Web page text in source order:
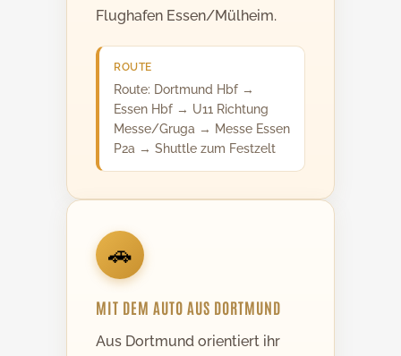
Flughafen Essen/Mülheim.
ROUTE
Route: Dortmund Hbf →
Essen Hbf → U11 Richtung
Messe/Gruga → Messe Essen
P2a → Shuttle zum Festzelt
🚗
MIT DEM AUTO AUS DORTMUND
Aus Dortmund orientiert ihr